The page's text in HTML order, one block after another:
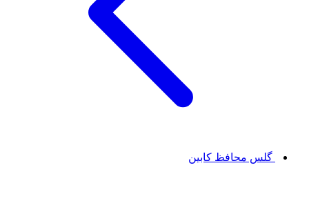
گلس محافظ کابین